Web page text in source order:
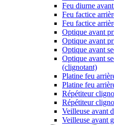
Feu diurne
Feu factice
Feu factice
Optique avant
Optique avant
Optique avant
Optique avant
(clignotant)
Platine feu
Platine feu
Répétiteur
Répétiteur
Veilleuse avant
Veilleuse avant